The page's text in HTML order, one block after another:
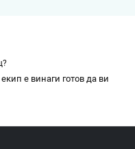
е винаги готов да ви